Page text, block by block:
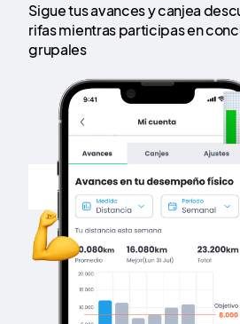
Sigue tus avances y canjea
rifas mientras participas en
grupales